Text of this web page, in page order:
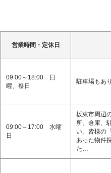
営業時間・定休日
09:00～18:00 日
曜、祭日
駐車場もあ
09:00～17:00 水曜
日
坂東市周辺
所、倉庫、
い。皆様の
あった物件
た…